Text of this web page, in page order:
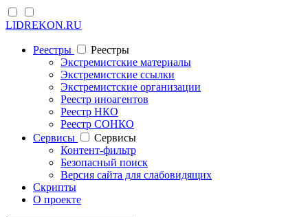
LIDREKON.RU
Реестры
Реестры
Экстремистские материалы
Экстремистские ссылки
Экстремистские организации
Реестр иноагентов
Реестр НКО
Реестр СОНКО
Cервисы
Cервисы
Контент-фильтр
Безопасный поиск
Версия сайта для слабовидящих
Скрипты
О проекте